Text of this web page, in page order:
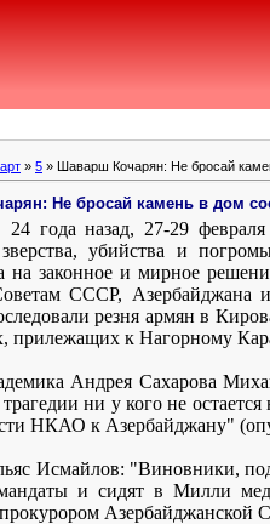
» 5 » Шаварш Кочарян: Не бросай
Не бросай камень в дом
24 года назад, 27-29
убийства и
на законное и мирное
СССР, Азербайджана
резня армян в
прилежащих к Нагорному
Андрея Сахарова
ни у кого не
НКАО к Азербайджану"
Исмайлов: "Виновники,
мандаты и сидят в Милли
Азербайджанской